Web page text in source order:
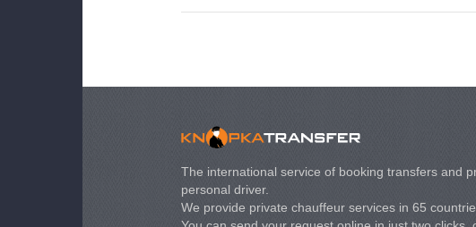
The international service of booking transfers and
personal driver.
We provide private chauffeur services in 65